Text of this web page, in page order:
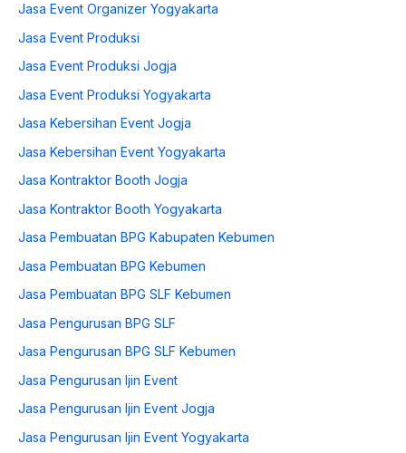
Jasa Event Organizer Yogyakarta
Jasa Event Produksi
Jasa Event Produksi Jogja
Jasa Event Produksi Yogyakarta
Jasa Kebersihan Event Jogja
Jasa Kebersihan Event Yogyakarta
Jasa Kontraktor Booth Jogja
Jasa Kontraktor Booth Yogyakarta
Jasa Pembuatan BPG Kabupaten Kebumen
Jasa Pembuatan BPG Kebumen
Jasa Pembuatan BPG SLF Kebumen
Jasa Pengurusan BPG SLF
Jasa Pengurusan BPG SLF Kebumen
Jasa Pengurusan Ijin Event
Jasa Pengurusan Ijin Event Jogja
Jasa Pengurusan Ijin Event Yogyakarta